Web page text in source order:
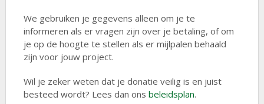
We gebruiken je gegevens alleen om je te
informeren als er vragen zijn over je betaling, of om
je op de hoogte te stellen als er mijlpalen behaald
zijn voor jouw project.
Wil je zeker weten dat je donatie veilig is en juist
besteed wordt? Lees dan ons beleidsplan.